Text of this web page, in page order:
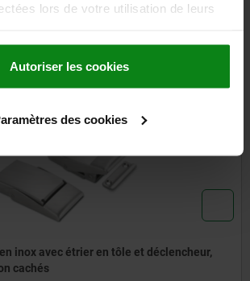
lors de votre utilisation de leurs
Autoriser les cookies
des cookies
clients ont
acheté
inox avec étrier en tôle et déclencheur,
cachés